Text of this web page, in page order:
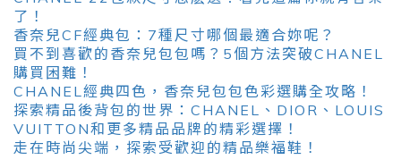
了！
香奈兒CF經典包：7種尺寸哪個最適合妳呢？
買不到喜歡的香奈兒包包嗎？5個方法突破CHANEL
購買困難！
CHANEL經典四色，香奈兒包包色彩選購全攻略！
探索精品後背包的世界：CHANEL、DIOR、LOUIS
VUITTON和更多精品品牌的精彩選擇！
走在時尚尖端，探索受歡迎的精品樂福鞋！